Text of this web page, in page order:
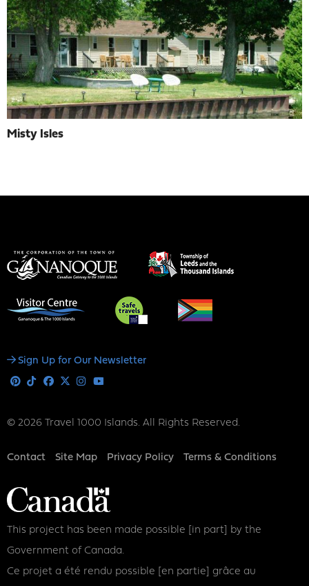
Misty Isles
Social
Sign Up for Our Newsletter
Pinterest
TiktokFacebook
X Instagram
© 2026 Travel 1000 Islands. All Rights Reserved.
Footer
Contact Site Map Privacy Policy Terms & Conditions
This project has been made possible [in part] by the
Government of Canada.
Ce projet a été rendu possible [en partie] grâce au